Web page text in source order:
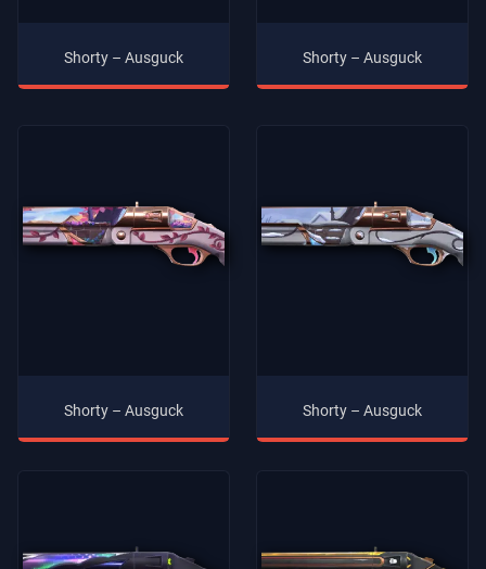
Shorty – Ausguck Shorty – Ausguck
Shorty – Ausguck Shorty – Ausguck